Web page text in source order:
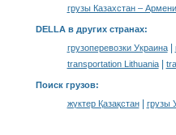
грузы Казахстан –
DELLA в других странах:
грузоперевозки Украина|
transportation Lithuania|
Поиск грузов:
жүктер Қазақстан| грузы